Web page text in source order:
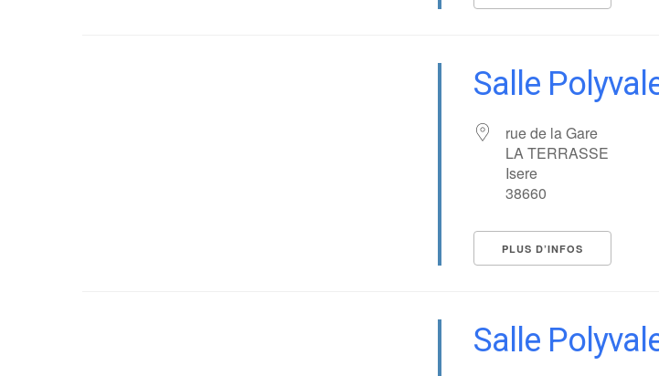
Salle
rue de la Gare
LA TERRASSE
Isere
38660
PLUS D’INFOS
Salle